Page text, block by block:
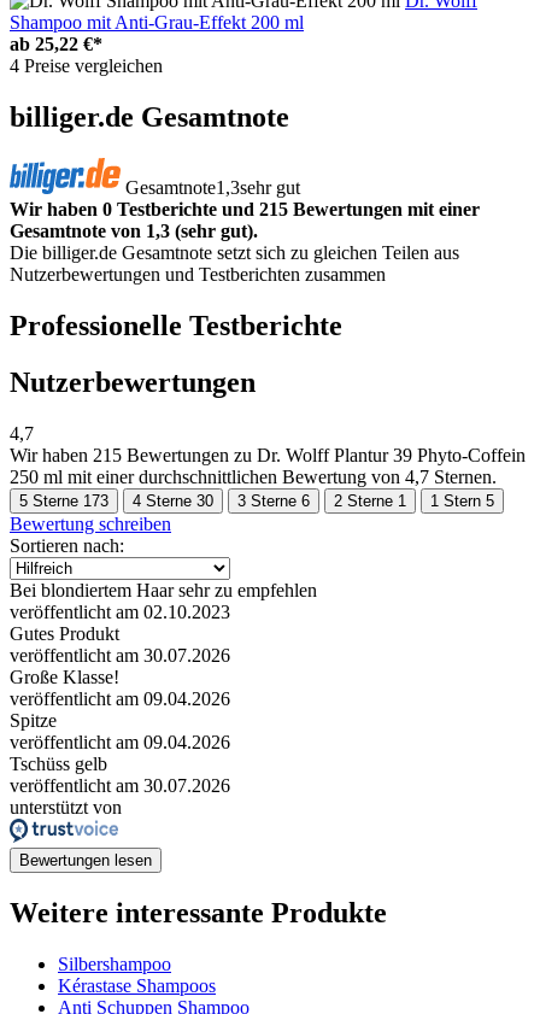
Shampoo mit Anti-Grau-Effekt 200 ml
ab 25,22 €*
4 Preise vergleichen
billiger.de Gesamtnote
Gesamtnote1,3sehr gut
Wir haben 0 Testberichte und 215 Bewertungen mit einer
Gesamtnote von 1,3 (sehr gut).
Die billiger.de Gesamtnote setzt sich zu gleichen Teilen aus
Nutzerbewertungen und Testberichten zusammen
Professionelle Testberichte
Nutzerbewertungen
4,7
Wir haben 215 Bewertungen zu Dr. Wolff Plantur 39 Phyto-Coffein
250 ml mit einer durchschnittlichen Bewertung von 4,7 Sternen.
5 Sterne 173 4 Sterne 30 3 Sterne 6 2 Sterne 1 1 Stern 5
Bewertung schreiben
Sortieren nach:
Bei blondiertem Haar sehr zu empfehlen
veröffentlicht am 02.10.2023
Gutes Produkt
veröffentlicht am 30.07.2026
Große Klasse!
veröffentlicht am 09.04.2026
Spitze
veröffentlicht am 09.04.2026
Tschüss gelb
veröffentlicht am 30.07.2026
unterstützt von
Bewertungen lesen
Weitere interessante Produkte
Silbershampoo
Kérastase Shampoos
Anti Schuppen Shampoo